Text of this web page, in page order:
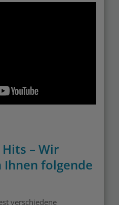
– Wir
folgende
verschiedene